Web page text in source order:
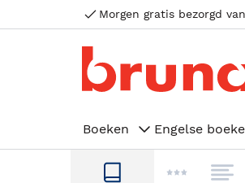
Morgen gratis bezorgd
Boeken Engelse